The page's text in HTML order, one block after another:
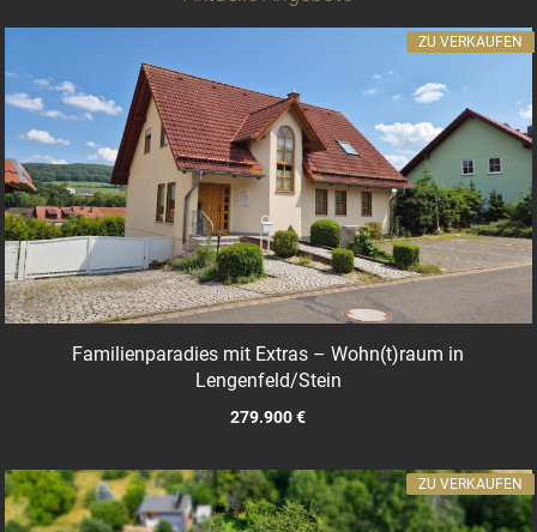
Familienparadies mit Extras – Wohn(t)raum in
Lengenfeld/Stein
279.900 €
ZU VERKAUFEN
ZU VERKAUFEN